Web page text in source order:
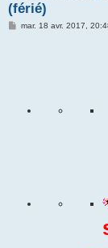
(férié)
Mmar. 18 avr. 2017,